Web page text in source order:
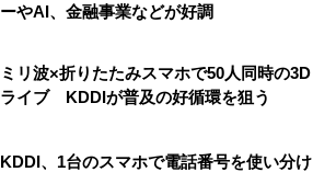
ーやAI、金融事業などが好調
ミリ波×折りたたみスマホで50人同時の3D
ライブ KDDIが普及の好循環を狙う
KDDI、1台のスマホで電話番号を使い分け